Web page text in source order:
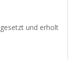
und erholt